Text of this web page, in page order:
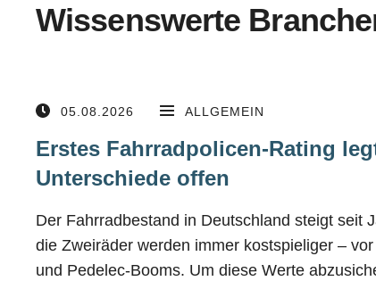
Wissenswerte
05.08.2026 ALLGEMEIN
Erstes Fahrradpolicen-Rating
Unterschiede offen
Der Fahrradbestand in Deutschland steigt seit
die Zweiräder werden immer kostspieliger –
und Pedelec-Booms. Um diese Werte